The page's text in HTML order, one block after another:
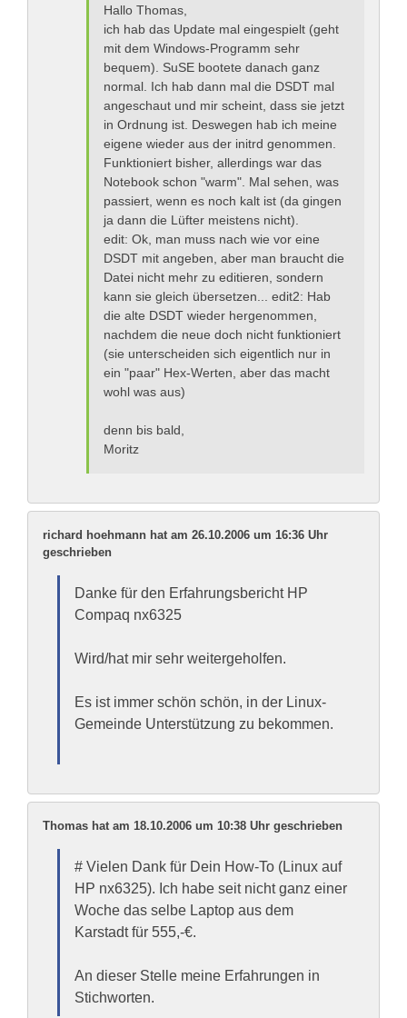
Hallo Thomas,
ich hab das Update mal eingespielt (geht
mit dem Windows-Programm sehr
bequem). SuSE bootete danach ganz
normal. Ich hab dann mal die DSDT mal
angeschaut und mir scheint, dass sie jetzt
in Ordnung ist. Deswegen hab ich meine
eigene wieder aus der initrd genommen.
Funktioniert bisher, allerdings war das
Notebook schon "warm". Mal sehen, was
passiert, wenn es noch kalt ist (da gingen
ja dann die Lüfter meistens nicht).
edit: Ok, man muss nach wie vor eine
DSDT mit angeben, aber man braucht die
Datei nicht mehr zu editieren, sondern
kann sie gleich übersetzen... edit2: Hab
die alte DSDT wieder hergenommen,
nachdem die neue doch nicht funktioniert
(sie unterscheiden sich eigentlich nur in
ein "paar" Hex-Werten, aber das macht
wohl was aus)
denn bis bald,
Moritz
richard hoehmann hat am 26.10.2006 um 16:36 Uhr
geschrieben
Danke für den Erfahrungsbericht HP
Compaq nx6325
Wird/hat mir sehr weitergeholfen.
Es ist immer schön schön, in der Linux-
Gemeinde Unterstützung zu bekommen.
Thomas hat am 18.10.2006 um 10:38 Uhr geschrieben
# Vielen Dank für Dein How-To (Linux auf
HP nx6325). Ich habe seit nicht ganz einer
Woche das selbe Laptop aus dem
Karstadt für 555,-€.
An dieser Stelle meine Erfahrungen in
Stichworten.